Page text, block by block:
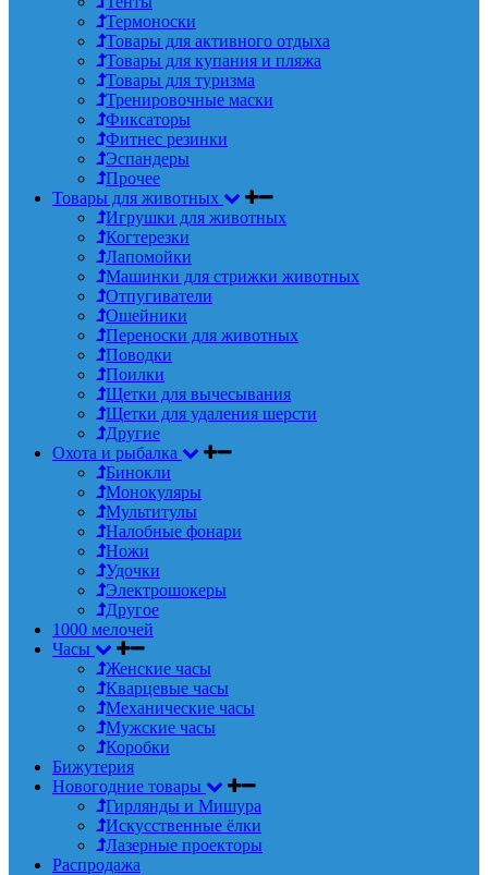
Термоноски
Товары для активного отдыха
Товары для купания и пляжа
Товары для туризма
Тренировочные маски
Фиксаторы
Фитнес резинки
Эспандеры
Прочее
Товары для животных
Игрушки для животных
Когтерезки
Лапомойки
Машинки для стрижки животных
Отпугиватели
Ошейники
Переноски для животных
Поводки
Поилки
Щетки для вычесывания
Щетки для удаления шерсти
Другие
Охота и рыбалка
Бинокли
Монокуляры
Мультитулы
Налобные фонари
Ножи
Удочки
Электрошокеры
Другое
1000 мелочей
Часы
Женские часы
Кварцевые часы
Механические часы
Мужские часы
Коробки
Бижутерия
Новогодние товары
Гирлянды и Мишура
Искусственные ёлки
Лазерные проекторы
Распродажа